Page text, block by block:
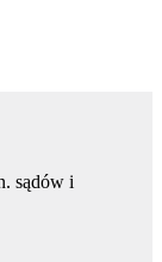
sądów i